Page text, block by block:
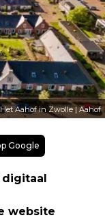
Het Aahof in Zwolle | Aahof
Google
website